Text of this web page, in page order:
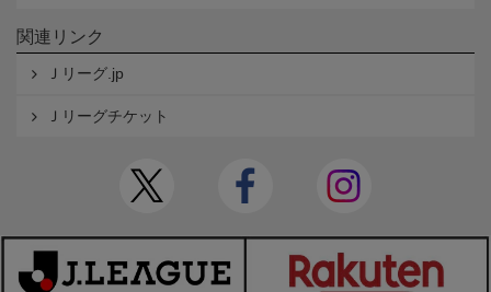
関連リンク
Ｊリーグ.jp
Ｊリーグチケット